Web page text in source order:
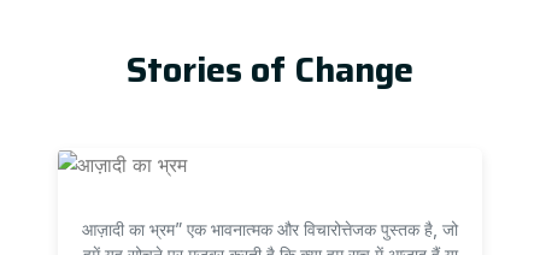
Stories of Change
आज़ादी का भ्रम” एक भावनात्मक और विचारोत्तेजक पुस्तक है, जो